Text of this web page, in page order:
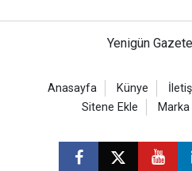
Yenigün
Anasayfa Künye
Sitene Ekle